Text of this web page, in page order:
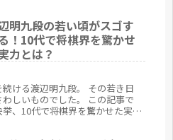
関係性について詳しくご紹介し
素顔や、夫婦の温かいエピソー
深掘りしていきます。
明九段の若い頃がスゴす
！10代で将棋界を驚かせ
力とは？
ける渡辺明九段。 その若き日
しいものでした。 この記事で
、10代で将棋界を驚かせた実力